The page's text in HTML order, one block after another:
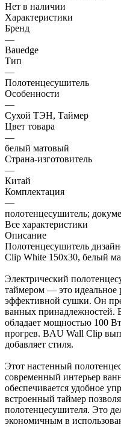
Нет в наличии
Характеристики
Бренд
—
Bauedge
Тип
—
Полотенцесушитель
Особенности
—
Сухой ТЭН, Таймер
Цвет товара
—
белый матовый
Страна-изготовитель
—
Китай
Комплектация
—
полотенцесушитель;
Все характеристики
Описание
Полотенцесушитель
Clip White 150х30, белый
Электрический
таймером — это идеальное
эффективной сушки. Он
ванных принадлежностей.
обладает мощностью 100
прогрев. BAU Wall Clip
добавляет стиля.
Этот настенный
современный интерьер
обеспечивается удобное
встроенный таймер
полотенцесушителя. Это
экономичным в